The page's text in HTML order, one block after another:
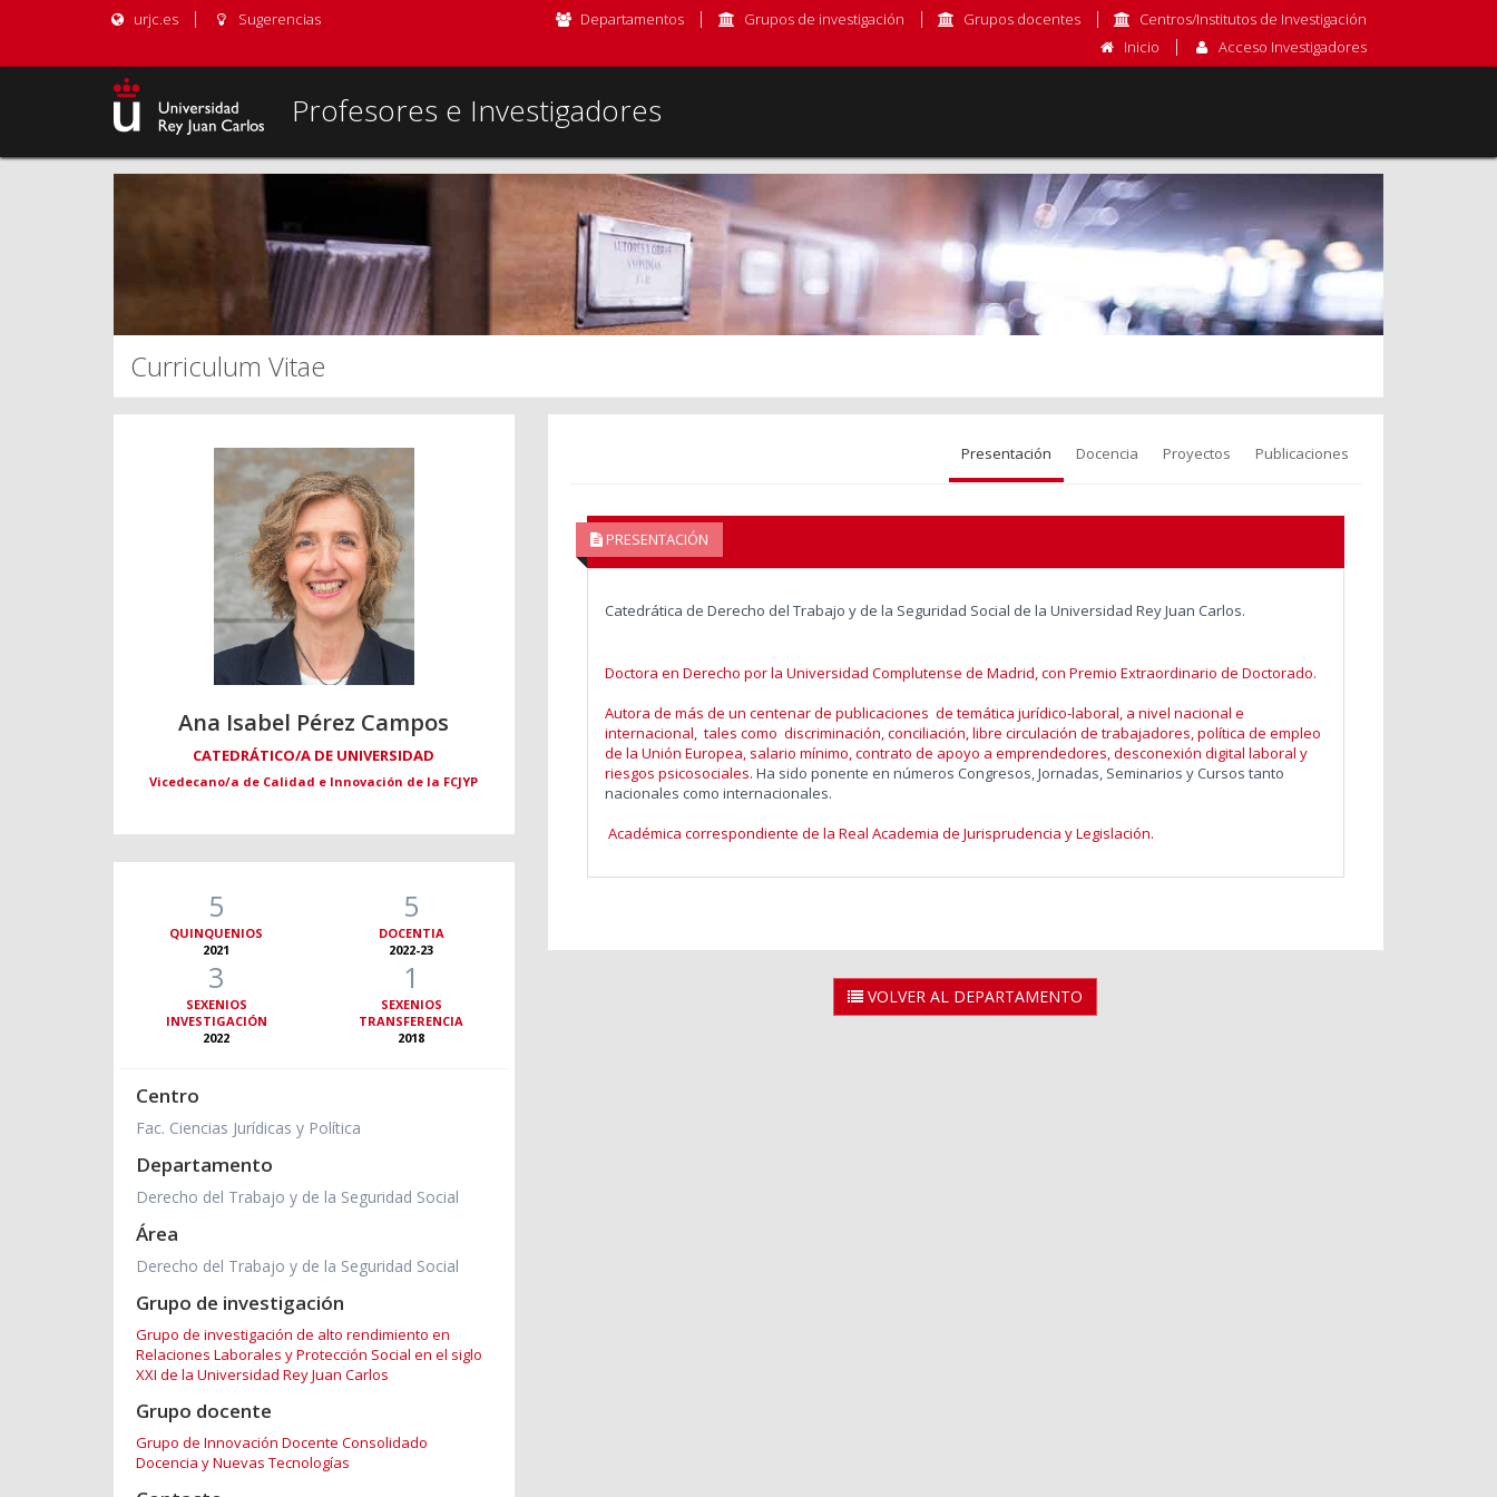
urjc.es Sugerencias Departamentos Grupos de investigación Grupos docentes
Centros/Institutos de Investigación
Inicio
Acceso Investigadores
Profesores e Investigadores
Curriculum Vitae
Ana Isabel Pérez Campos
CATEDRÁTICO/A DE UNIVERSIDAD
Vicedecano/a de Calidad e Innovación de la FCJYP
5
QUINQUENIOS
2021
5
DOCENTIA
2022-23
3
SEXENIOS
INVESTIGACIÓN
2022
1
SEXENIOS
TRANSFERENCIA
2018
Centro
Fac. Ciencias Jurídicas y Política
Departamento
Derecho del Trabajo y de la Seguridad Social
Área
Derecho del Trabajo y de la Seguridad Social
Grupo de investigación
Grupo de investigación de alto rendimiento en
Relaciones Laborales y Protección Social en el siglo
XXI de la Universidad Rey Juan Carlos
Grupo docente
Grupo de Innovación Docente Consolidado
Docencia y Nuevas Tecnologías
Presentación Docencia Proyectos Publicaciones
PRESENTACIÓN
Catedrática de Derecho del Trabajo y de la Seguridad Social de la Universidad Rey Juan Carlos.
Doctora en Derecho por la Universidad Complutense de Madrid, con Premio Extraordinario de Doctorado.
Autora de más de un centenar de publicaciones de temática jurídico-laboral, a nivel nacional e
internacional, tales como discriminación, conciliación, libre circulación de trabajadores, política de empleo
de la Unión Europea, salario mínimo, contrato de apoyo a emprendedores, desconexión digital laboral y
riesgos psicosociales. Ha sido ponente en números Congresos, Jornadas, Seminarios y Cursos tanto
nacionales como internacionales.
Académica correspondiente de la Real Academia de Jurisprudencia y Legislación.
VOLVER AL DEPARTAMENTO